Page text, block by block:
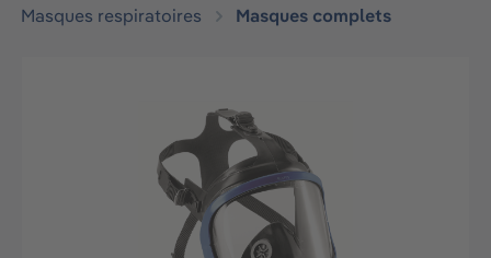
Masques respiratoires
Masques complets
Ignorer la galerie d'images